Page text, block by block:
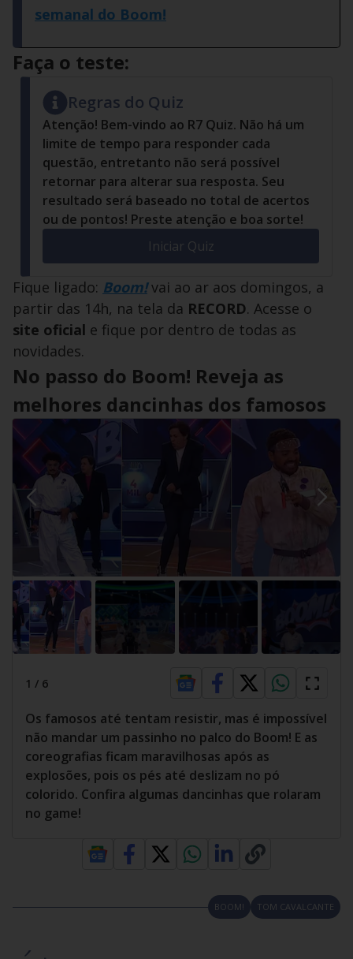
semanal do Boom!
Faça o teste:
Regras do Quiz
Atenção! Bem-vindo ao R7 Quiz. Não há um
limite de tempo para responder cada
questão, entretanto não será possível
retornar para alterar sua resposta. Seu
resultado será baseado no total de acertos
ou de pontos! Preste atenção e boa sorte!
Iniciar Quiz
Fique ligado: Boom!vai ao ar aos domingos, a
partir das 14h, na tela da RECORD. Acesse o
site oficial e fique por dentro de todas as
novidades.
No passo do Boom! Reveja as
melhores dancinhas dos famosos
1 / 6
Os famosos até tentam resistir, mas é impossível
não mandar um passinho no palco do Boom! E as
coreografias ficam maravilhosas após as
explosões, pois os pés até deslizam no pó
colorido. Confira algumas dancinhas que rolaram
no game!
BOOM! TOM CAVALCANTE